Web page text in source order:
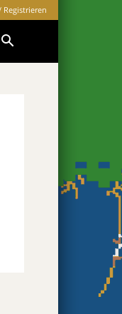
Registrieren